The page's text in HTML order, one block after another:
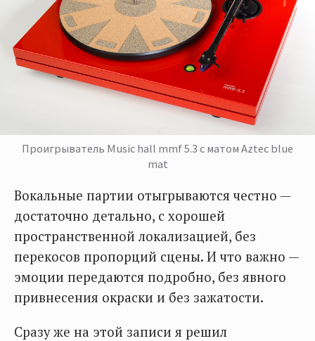
Проигрыватель Music hall mmf 5.3 с матом Aztec blue
mat
Вокальные партии отыгрываются честно —
достаточно детально, с хорошей
пространственной локализацией, без
перекосов пропорций сцены. И что важно —
эмоции передаются подробно, без явного
привнесения окраски и без зажатости.
Сразу же на этой записи я решил